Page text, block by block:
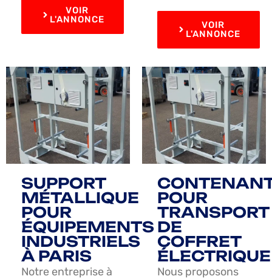
VOIR
L'ANNONCE
VOIR
L'ANNONCE
SUPPORT
MÉTALLIQUE
POUR
ÉQUIPEMENTS
INDUSTRIELS
À PARIS
Notre entreprise à
POUR
TRANSPORT
DE
COFFRET
ÉLECTRIQUE
Nous proposons